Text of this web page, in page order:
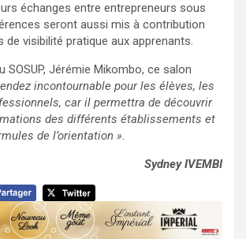
échanges entre entrepreneurs sous
seront aussi mis à contribution
de visibilité pratique aux apprenants.
SOSUP, Jérémie Mikombo, ce salon
incontournable pour les élèves, les
car il permettra de découvrir
des différents établissements et
de l’orientation ».
Sydney IVEMBI